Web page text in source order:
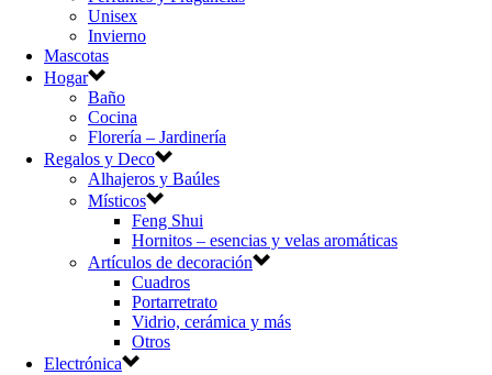
Unisex
Invierno
Mascotas
Hogar
Baño
Cocina
Florería – Jardinería
Regalos y Deco
Alhajeros y Baúles
Místicos
Feng Shui
Hornitos – esencias y velas aromáticas
Artículos de decoración
Cuadros
Portarretrato
Vidrio, cerámica y más
Otros
Electrónica